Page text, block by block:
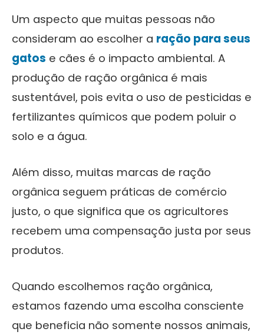
Um aspecto que muitas pessoas não
consideram ao escolher a ração para seus
gatos e cães é o impacto ambiental. A
produção de ração orgânica é mais
sustentável, pois evita o uso de pesticidas e
fertilizantes químicos que podem poluir o
solo e a água.
Além disso, muitas marcas de ração
orgânica seguem práticas de comércio
justo, o que significa que os agricultores
recebem uma compensação justa por seus
produtos.
Quando escolhemos ração orgânica,
estamos fazendo uma escolha consciente
que beneficia não somente nossos animais,